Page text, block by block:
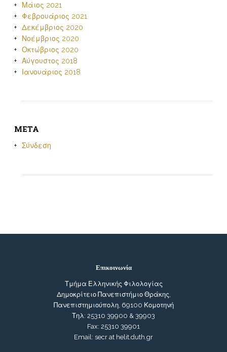
Μάιος 2021
Φεβρουάριος 2021
Δεκέμβριος 2020
Νοέμβριος 2020
Οκτώβριος 2020
Αύγουστος 2018
Ιανουάριος 2018
META
Σύνδεση
Επικοινωνία
Τμήμα Ελληνικής Φιλολογίας
Δημοκρίτειο Πανεπιστήμιο Θράκης,
Πανεπιστημιούπολη, 69100 Κομοτηνή
Τηλ: 25310 39900 & 39903
Fax: 25310 39901
Email: secr at helit.duth.gr